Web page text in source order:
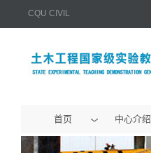
CQU CIVIL
首页 中心介绍